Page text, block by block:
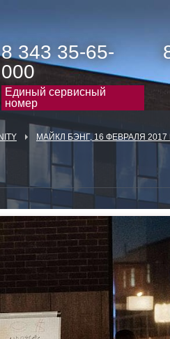
8 343 35-65-
000
Единый сервисный
номер
МАЙКЛ БЭНГ, 16 ФЕВРАЛЯ 2017